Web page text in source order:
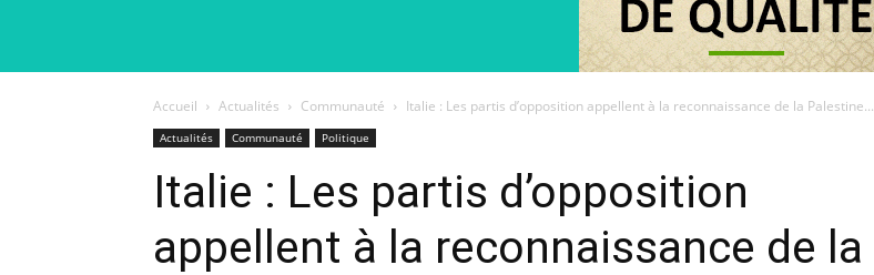
Accueil Actualités Communauté Italie : Les partis d’opposition appellent à la reconnaissance de la Palestine...
Actualités Communauté Politique
Italie : Les partis d’opposition
appellent à la reconnaissance de la